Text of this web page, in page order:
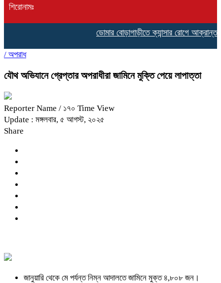
শিরোনামঃ
ডোমার বোড়াগাড়ীতে ক্যান্সার রোগে আক্রান্ত
/ অপরাধ
যৌথ অভিযানে গ্রেপ্তার অপরাধীরা জামিনে মুক্তি পেয়ে লাপাত্তা
Reporter Name / ১৭০ Time View
Update : মঙ্গলবার, ৫ আগস্ট, ২০২৫
Share
জানুয়ারি থেকে মে পর্যন্ত নিম্ন আদালতে জামিনে মুক্ত ৪,৮০৮ জন।